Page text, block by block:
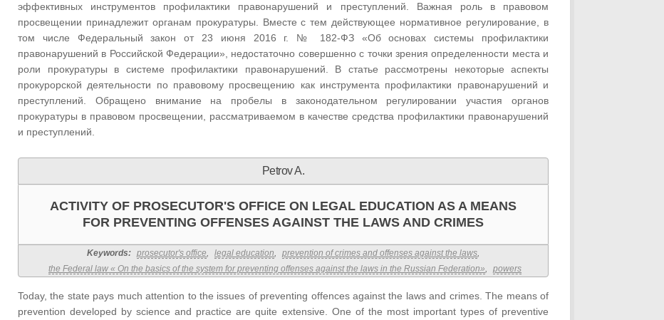
эффективных инструментов профилактики правонарушений и преступлений. Важная роль в правовом
просвещении принадлежит органам прокуратуры. Вместе с тем действующее нормативное регулирование, в
том числе Федеральный закон от 23 июня 2016 г. № 182-ФЗ «Об основах системы профилактики
правонарушений в Российской Федерации», недостаточно совершенно с точки зрения определенности места и
роли прокуратуры в системе профилактики правонарушений. В статье рассмотрены некоторые аспекты
прокурорской деятельности по правовому просвещению как инструмента профилактики правонарушений и
преступлений. Обращено внимание на пробелы в законодательном регулировании участия органов
прокуратуры в правовом просвещении, рассматриваемом в качестве средства профилактики правонарушений
и преступлений.
Petrov A.
ACTIVITY OF PROSECUTOR'S OFFICE ON LEGAL EDUCATION AS A MEANS
FOR PREVENTING OFFENSES AGAINST THE LAWS AND CRIMES
Keywords: prosecutor's office, legal education, prevention of crimes and offenses against the laws,
the Federal law « On the basics of the system for preventing offenses against the laws in the Russian Federation», powers
Today, the state pays much attention to the issues of preventing offences against the laws and crimes. The means of
prevention developed by science and practice are quite extensive. One of the most important types of preventive